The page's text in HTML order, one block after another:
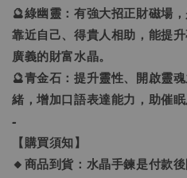
🔮綠幽靈：有強大招正財磁場
靠近自己、得貴人相助，能提
廣義的財富水晶。
🔮青金石：提升靈性、開啟靈
緒，增加口語表達能力，助催眠
-
【購買須知】
🔸商品到貨：水晶手鍊是付款